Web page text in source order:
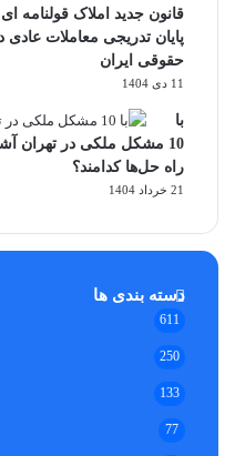
قانون جدید املاک قولنامه
پایان تدریجی معاملات عادی
حقوقی ایران
11 دی 1404
با
10 مشکل ملکی در تهران
راه حل‌ها کدامند؟
21 خرداد 1404
دسته بندی ها
611
250
133
77